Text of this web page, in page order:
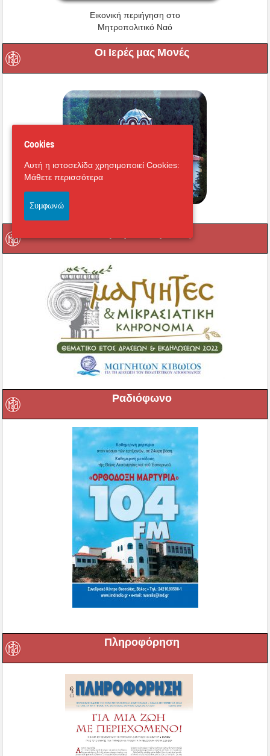
Εικονική περιήγηση στο
Μητροπολιτικό Ναό
Οι Ιερές μας Μονές
Ραδιόφωνο
Πληροφόρηση
Cookies
Αυτή η ιστοσελίδα χρησιμοποιεί Cookies:
Μάθετε περισσότερα
Συμφωνώ